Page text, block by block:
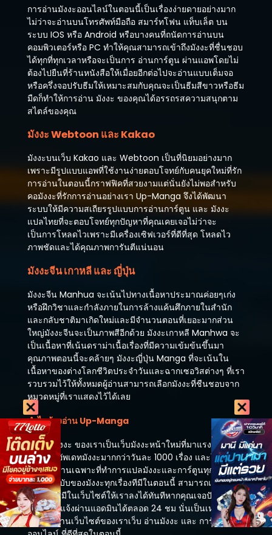
มิถุนายน 24, 2025
ตอนที่ 303
มิถุนายน 14, 2025
ตอนที่ 302
มิถุนายน 6, 2025
ตอนที่ 301
พฤษภาคม 23, 2025
พฤษภาคม 17, 2025
ตอนที่ 299
พฤษภาคม 3, 2025
ตอนที่ 298
เมษายน 24, 2025
ตอนที่ 297
เมษายน 8, 2025
ตอนที่ 296
มีนาคม 29, 2025
ตอนที่ 295
มีนาคม 22, 2025
ตอนที่ 294
มีนาคม 15, 2025
ตอนที่ 291
มีนาคม 8, 2025
ตอนที่ 292
มีนาคม 8, 2025
ตอนที่ 291
กุมภาพันธ์ 22, 2025
ตอนที่ 290
กุมภาพันธ์ 10, 2025
การอ่านมังงะออนไลน์ในตอนนี้เป็นเรื่องง่ายดายอย่างมาก
ไม่ว่าจะอ่านบนโทรศัพท์มือถือ สมาร์ทโฟน แท็บเล็ต บน
ระบบ IOS หรือ Android หรือบางคนที่ถนัดการอ่านบน
คอมพิวเตอร์หรือ PC ทำให้คุณสามารถเข้าถึงมังงะที่ชื่นชอบ
ได้ทุกที่ทุกเวลาหรือจะเป็นการ อ่านการ์ตูน ผ่านแอพโดยไม่
ต้องไปยืนที่ร้านหนังสือให้เมื่อยอีกต่อไปจะอ่านแบบเต็มจอ
หรือครึ่งจอปรับธีมให้เหมาะสมกับคุณจะเป็นธีมสีขาวหรือธีม
มืดก็ทำให้การอ่าน มังงะ ของคุณได้อรรถรสความสนุกตาม
สไตล์ของคุณ
มังงะ Webtoon และ Kakao
มังงะบนเว็บ Kakao และ Webtoon เป็นที่นิยมอย่างมาก
เพราะมีรูปแบบแอพที่ใช้งานง่ายตอบโจทย์กับคนยุคใหม่ที่รัก
การอ่านในตอนนี้กราฟฟิคที่สวยงามแต่นั่นยังไม่พอสำหรับ
คอมังงะที่รักการอ่านอย่างเรา Up-Manga จึงได้พัฒนา
ระบบให้มีความสเถียรรูปแบบการอ่านการ์ตูน และ มังงะ
แปลไทยที่จะตอบโจทย์ทุกปัญหาที่คุณเคยเจอไม่ว่าจะ
เป็นการโหลดไวเพราะมีเครื่องเซิฟเวอร์ที่ดีที่สุด โหลดไว
ภาพชัดและได้คุณภาพการันตีแน่นอน
มังงะจีน เกาหลี และ ญี่ปุ่น
มังงะจีน Manhua จะเน้นไปทางเนื้อหาประมาณค่อยๆเก่ง
หรือฝึกวิชาและกำลังภายในการล้างแค้นศึกภายในสำนัก
และกลับชาติมาเกิดใหม่และมีจำนวนตอนที่เยอะมากส่วน
ใหญ่มังงะจีนจะเป็นภาพสีอีกด้วย มังงะเกาหลี Manhwa จะ
เป็นเนื้อหาที่เน้นดราม่าเนื้อเรื่องที่มีความเข้มข้นขึ้นมา
คุณภาพตอนนี้จะคล้ายๆ มังงะญี่ปุ่น Manga ที่จะเน้นใน
เนื้อหาของต่างโลกชีวิตประจำวันและฉากเซอวิสต่างๆ ที่เรา
รวบรวมไว้ให้ทั้งหมดผู้อ่านสามารถเลือกมังงะที่ชืนชอบจาก
หมวดหมู่ที่เราแสดงไว้ได้เลย
ทำไมต้องอ่าน Up-Manga
เว็บ อัพมังงะ ของเราเป็นเว็บมังงะหน้าใหม่ที่มาแรงที่สุดตอน
นี้มังงะที่อัพเดทมังงะมากกว่าวันละ 1000 เรื่อง และในตอนนี้
เรามีทีมงานเฉพาะที่ทำการแปลมังงะและการ์ตูนทุกวันทำให้
เป็นต้นฉบับของมังงะทุกเรื่องทีมีในตอนนี้ สามารถแนะนำ
มังงะที่ไม่มีในเว็บไซต์ให้เราลงได้ทันทีหากคุณเจอปัญหาใน
การอ่าน แจ้งผ่านแอดมินได้ตลอด 24 ชม นั่นเป็นเหตุผลที่
คุณต้องอ่านเว็บไซต์ของเราเว็บ อ่านมังงะ และ การ์ตูน